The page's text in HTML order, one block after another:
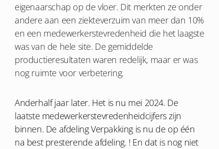
eigenaarschap op de vloer. Dit merkten ze onder
andere aan een ziekteverzuim van meer dan 10%
en een medewerkerstevredenheid die het laagste
was van de hele site. De gemiddelde
productieresultaten waren redelijk, maar er was
nog ruimte voor verbetering.
Anderhalf jaar later. Het is nu mei 2024. De
laatste medewerkerstevredenheidcijfers zijn
binnen. De afdeling Verpakking is nu de op één
na best presterende afdeling. ! En dat is nog niet